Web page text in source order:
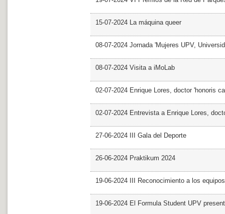
15-07-2024 La máquina queer
08-07-2024 Jornada 'Mujeres UPV,
08-07-2024 Visita a iMoLab
02-07-2024 Enrique Lores, doctor 'honoris
02-07-2024 Entrevista a Enrique Lores,
27-06-2024 III Gala del Deporte
26-06-2024 Praktikum 2024
19-06-2024 III Reconocimiento a los
19-06-2024 El Formula Student UPV